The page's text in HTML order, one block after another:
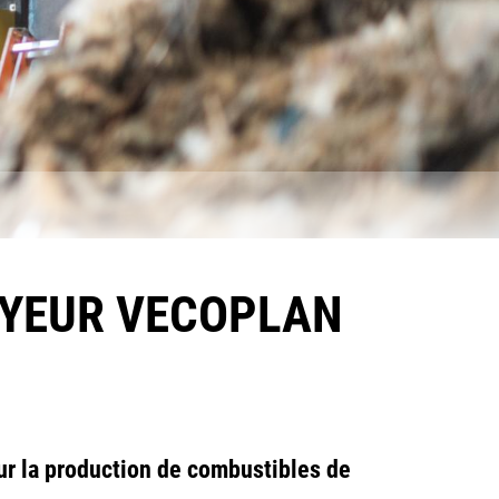
VECOPLAN
la production de combustibles de